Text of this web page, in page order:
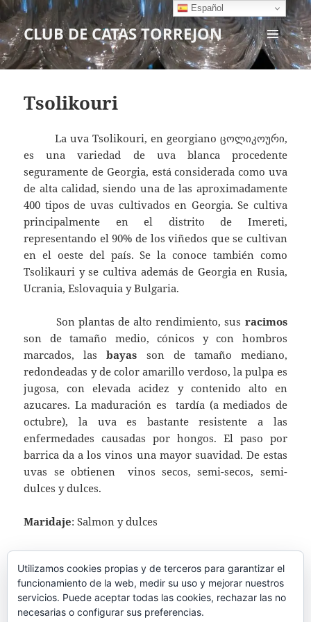
CLUB DE CATAS TORREJON
MENÚ
Y
Tsolikouri
La uva Tsolikouri, en georgiano ცოლიკოური,
es una variedad de uva blanca procedente
seguramente de Georgia, está considerada como uva
de alta calidad, siendo una de las aproximadamente
400 tipos de uvas cultivados en Georgia. Se cultiva
principalmente en el distrito de Imereti,
representando el 90% de los viñedos que se cultivan
en el oeste del país. Se la conoce también como
Tsolikauri y se cultiva además de Georgia en Rusia,
Ucrania, Eslovaquia y Bulgaria.
Son plantas de alto rendimiento, sus racimos
son de tamaño medio, cónicos y con hombros
marcados, lasbayas son de tamaño mediano,
redondeadas y de color amarillo verdoso, la pulpa es
jugosa, con elevada acidez y contenido alto en
azucares. La maduración es tardía (a mediados de
octubre), la uva es bastante resistente a las
enfermedades causadas por hongos. El paso por
barrica da a los vinos una mayor suavidad. De estas
uvas se obtienen vinos secos, semi-secos, semi-
dulces y dulces.
Maridaje: Salmon y dulces
Fuentes:WIKIPEDIA,GEORGIAN WINE
HOUSE, WINE SEARCHERy Wein-Plus.eu
Agradecimientosa Google por su traductor
Español
Utilizamos cookies propias y de terceros para garantizar el
funcionamiento de la web, medir su uso y mejorar nuestros
servicios. Puede aceptar todas las cookies, rechazar las no
necesarias o configurar sus preferencias.